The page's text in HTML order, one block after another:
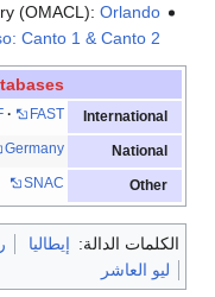
(OMACL):Orlando
Canto 1 & Canto 2
International
FAST
National
Germany
Other
SNAC
الكلمات الدالة: إيطاليا
ليو العاشر